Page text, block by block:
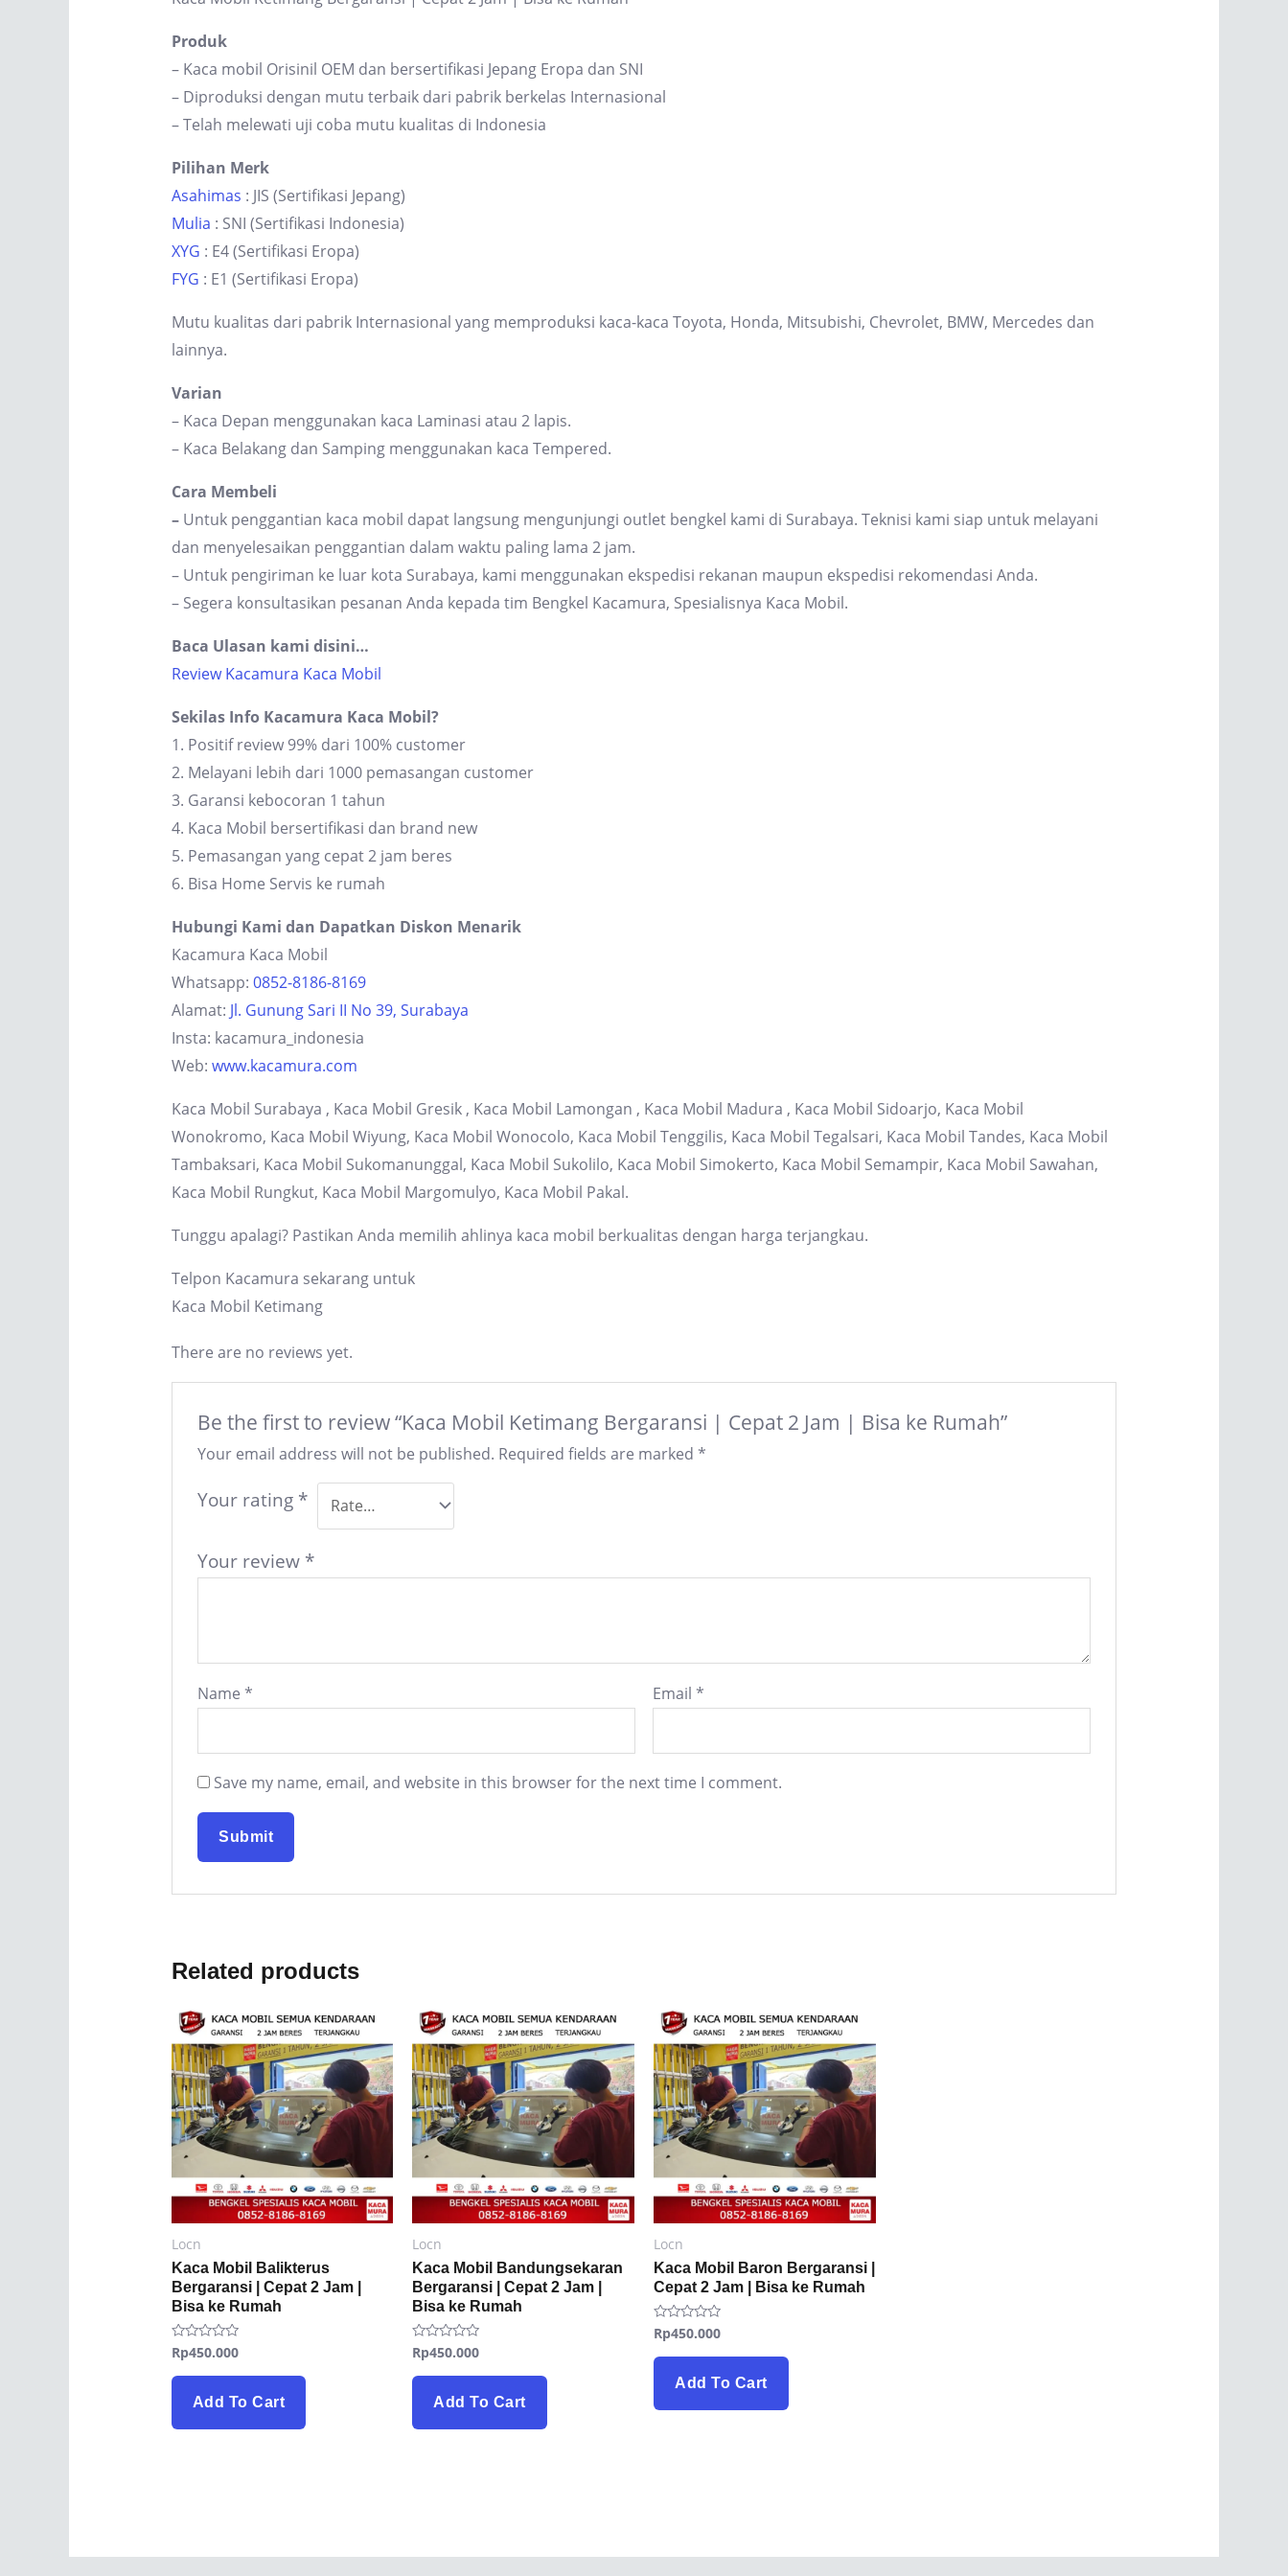
Produk
– Kaca mobil Orisinil OEM dan bersertifikasi Jepang Eropa dan SNI
– Diproduksi dengan mutu terbaik dari pabrik berkelas Internasional
– Telah melewati uji coba mutu kualitas di Indonesia
Pilihan Merk
Asahimas : JIS (Sertifikasi Jepang)
Mulia : SNI (Sertifikasi Indonesia)
XYG : E4 (Sertifikasi Eropa)
FYG : E1 (Sertifikasi Eropa)
Mutu kualitas dari pabrik Internasional yang memproduksi kaca-kaca Toyota, Honda, Mitsubishi, Chevrolet, BMW, Mercedes dan
lainnya.
Varian
– Kaca Depan menggunakan kaca Laminasi atau 2 lapis.
– Kaca Belakang dan Samping menggunakan kaca Tempered.
Cara Membeli
– Untuk penggantian kaca mobil dapat langsung mengunjungi outlet bengkel kami di Surabaya. Teknisi kami siap untuk melayani
dan menyelesaikan penggantian dalam waktu paling lama 2 jam.
– Untuk pengiriman ke luar kota Surabaya, kami menggunakan ekspedisi rekanan maupun ekspedisi rekomendasi Anda.
– Segera konsultasikan pesanan Anda kepada tim Bengkel Kacamura, Spesialisnya Kaca Mobil.
Baca Ulasan kami disini…
Review Kacamura Kaca Mobil
Sekilas Info Kacamura Kaca Mobil?
1. Positif review 99% dari 100% customer
2. Melayani lebih dari 1000 pemasangan customer
3. Garansi kebocoran 1 tahun
4. Kaca Mobil bersertifikasi dan brand new
5. Pemasangan yang cepat 2 jam beres
6. Bisa Home Servis ke rumah
Hubungi Kami dan Dapatkan Diskon Menarik
Kacamura Kaca Mobil
Whatsapp: 0852-8186-8169
Alamat: Jl. Gunung Sari II No 39, Surabaya
Insta: kacamura_indonesia
Web: www.kacamura.com
Kaca Mobil Surabaya , Kaca Mobil Gresik , Kaca Mobil Lamongan , Kaca Mobil Madura , Kaca Mobil Sidoarjo, Kaca Mobil
Wonokromo, Kaca Mobil Wiyung, Kaca Mobil Wonocolo, Kaca Mobil Tenggilis, Kaca Mobil Tegalsari, Kaca Mobil Tandes, Kaca Mobil
Tambaksari, Kaca Mobil Sukomanunggal, Kaca Mobil Sukolilo, Kaca Mobil Simokerto, Kaca Mobil Semampir, Kaca Mobil Sawahan,
Kaca Mobil Rungkut, Kaca Mobil Margomulyo, Kaca Mobil Pakal.
Tunggu apalagi? Pastikan Anda memilih ahlinya kaca mobil berkualitas dengan harga terjangkau.
Telpon Kacamura sekarang untuk
Kaca Mobil Ketimang
There are no reviews yet.
Be the first to review “Kaca Mobil Ketimang Bergaransi | Cepat 2 Jam | Bisa ke Rumah”
Your email address will not be published. Required fields are marked *
Your rating *
Your review *
Name * Email *
Save my name, email, and website in this browser for the next time I comment.
Related products
Locn
Kaca Mobil Balikterus
Bergaransi | Cepat 2 Jam |
Bisa ke Rumah
Rated
0
out
Rp450.000
Add To Cart
Locn
Kaca Mobil Bandungsekaran
Bergaransi | Cepat 2 Jam |
Bisa ke Rumah
Rated
0
out
Rp450.000
Add To Cart
Locn
Kaca Mobil Baron Bergaransi |
Cepat 2 Jam | Bisa ke Rumah
Rated
0
out
Rp450.000
Add To Cart